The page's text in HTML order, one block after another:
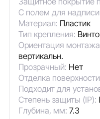
С полем для
Материал: Пластик
Тип крепления:
Ориентация
вертикальн.
Прозрачный: Нет
Отделка
Подходит для
Степень защиты (IP):
Глубина, мм: 7.3